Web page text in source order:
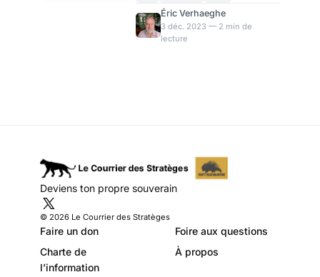
subventionnée semblait
l’annoncer (rumeur que nous
n’avons pas relayée…), les
compagnies d’assurance de la
zone euro, qui est, en soi, un
indice d’une crise à venir.
Éric Verhaeghe
3 déc. 2023 — 2 min de
lecture
Deviens ton propre souverain
© 2026 Le Courrier des Stratèges
Faire un don
Foire aux questions
Charte de
l’information
À propos